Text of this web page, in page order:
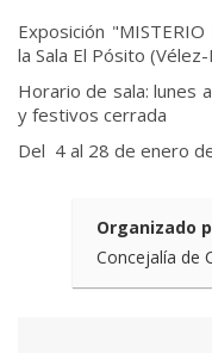
Exposición
la Sala El Pósito
Horario de sala: lunes
y festivos cerrada
Del 4 al 28 de enero
Organizado
Concejalía de